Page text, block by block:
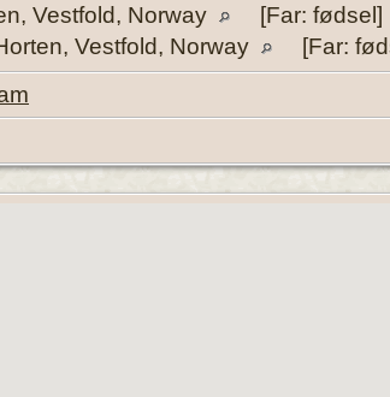
Vestfold, Norway
[Far:
Vestfold, Norway
[Far: